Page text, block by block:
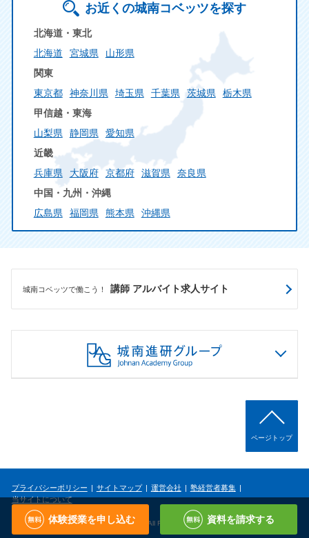
お近くの城南コベッツを探す
北海道・東北
北海道
宮城県
山形県
関東
東京都
神奈川県 埼玉県 千葉県 茨城県
栃木県
甲信越・東海
山梨県
静岡県
愛知県
近畿
兵庫県
大阪府 京都府 滋賀県
奈良県
中国・九州・沖縄
広島県
福岡県 熊本県 沖縄県
城南コベッツで働こう！ 講師 アルバイト求人サイト
ページトップ
プライバシーポリシー サイトマップ 運営会社
塾経営者募集
当サイトについて
Copyright © Johnan Academy Group, INC. All Rights Reserved.
体験授業を申し込む 資料を請求する